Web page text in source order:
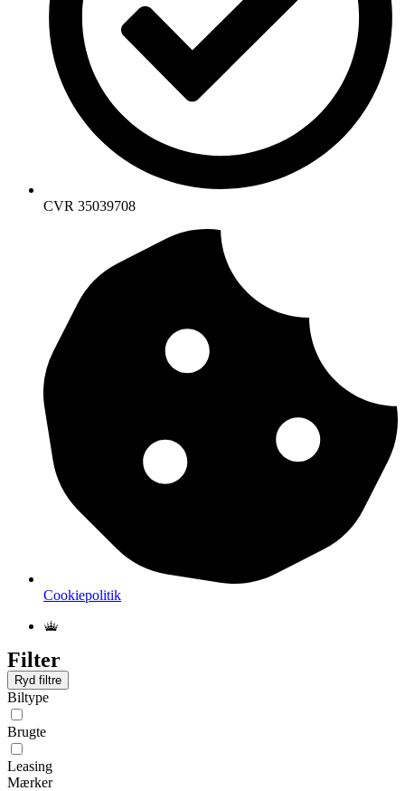
CVR 35039708
Cookiepolitik
Filter
Ryd filtre
Biltype
Brugte
Leasing
Mærker